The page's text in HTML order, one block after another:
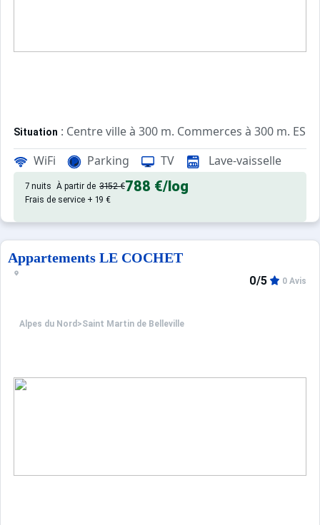
Situation : Centre ville à 300 m. Commerces à 300 m. ESF
Appartement de particulier : Appartements confortables et
WiFi Parking TV Lave-vaisselle
7 nuits À partir de 3152 €788 €/log
Frais de service + 19 €
Appartements LE COCHET
Alpes du Nord >Saint Martin de Belleville
0/5 0 Avis